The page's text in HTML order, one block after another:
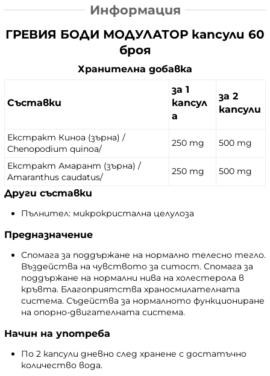
Информация
ГРЕВИЯ БОДИ МОДУЛАТОР капсули 60
броя
Хранителна добавка
Съставки
за 1
капсул
а
за 2
капсули
Екстракт Киноа (зърна) /
Chenopodium quinoa/
250 mg 500 mg
Екстракт Амарант (зърна) /
Amaranthus caudatus/
250 mg 500 mg
Други съставки
Пълнител: микрокристална целулоза
Предназначение
Спомага за поддържане на нормално телесно тегло.
Въздейства на чувството за ситост. Спомага за
поддържане на нормални нива на холестерола в
кръвта. Благоприятства храносмилателната
система. Съдейства за нормалното функциониране
на опорно-двигателната система.
Начин на употреба
По 2 капсули дневно след хранене с достатъчно
количество вода.